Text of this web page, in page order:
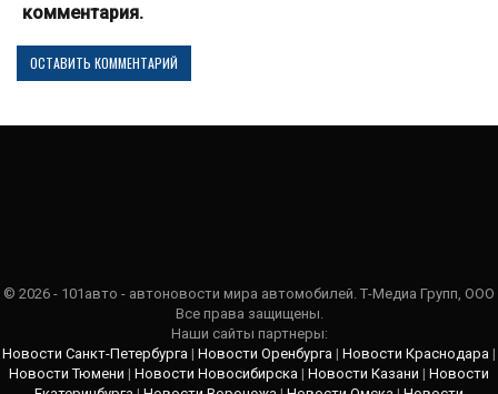
комментария.
© 2026 - 101авто - автоновости мира автомобилей. Т-Медиа Групп, ООО
Все права защищены.
Наши сайты партнеры:
Новости Санкт-Петербурга | Новости Оренбурга | Новости Краснодара |
Новости Тюмени | Новости Новосибирска | Новости Казани | Новости